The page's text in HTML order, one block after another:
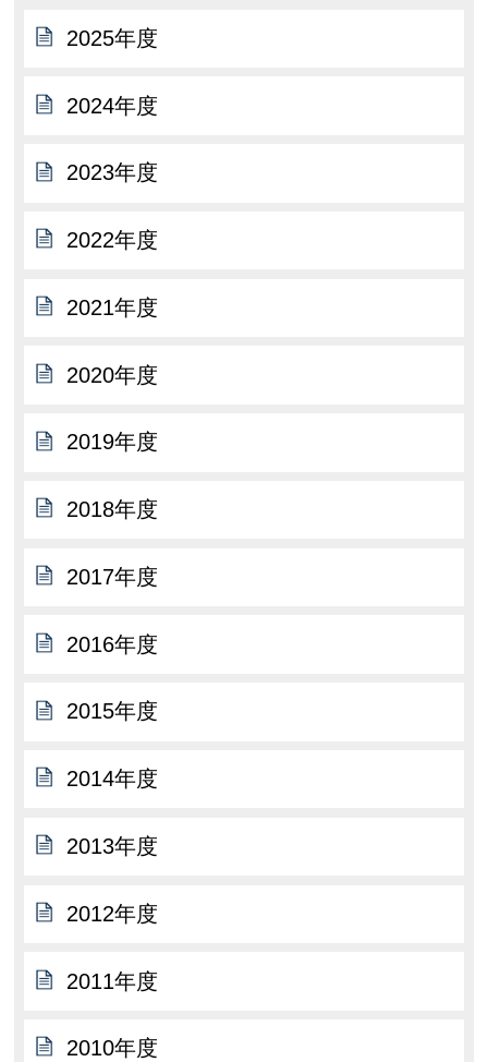
2025年度
2024年度
2023年度
2022年度
2021年度
2020年度
2019年度
2018年度
2017年度
2016年度
2015年度
2014年度
2013年度
2012年度
2011年度
2010年度